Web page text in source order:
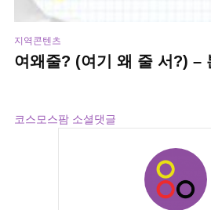
지역콘텐츠
여왜줄? (여기 왜 줄 서?) –
코스모스팜 소셜댓글